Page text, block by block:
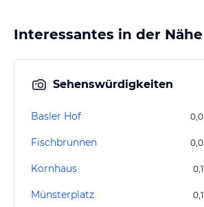
Interessantes in der Nähe
Sehenswürdigkeiten
Basler Hof 0,0
Fischbrunnen 0,0
Kornhaus 0,1
Münsterplatz 0,1